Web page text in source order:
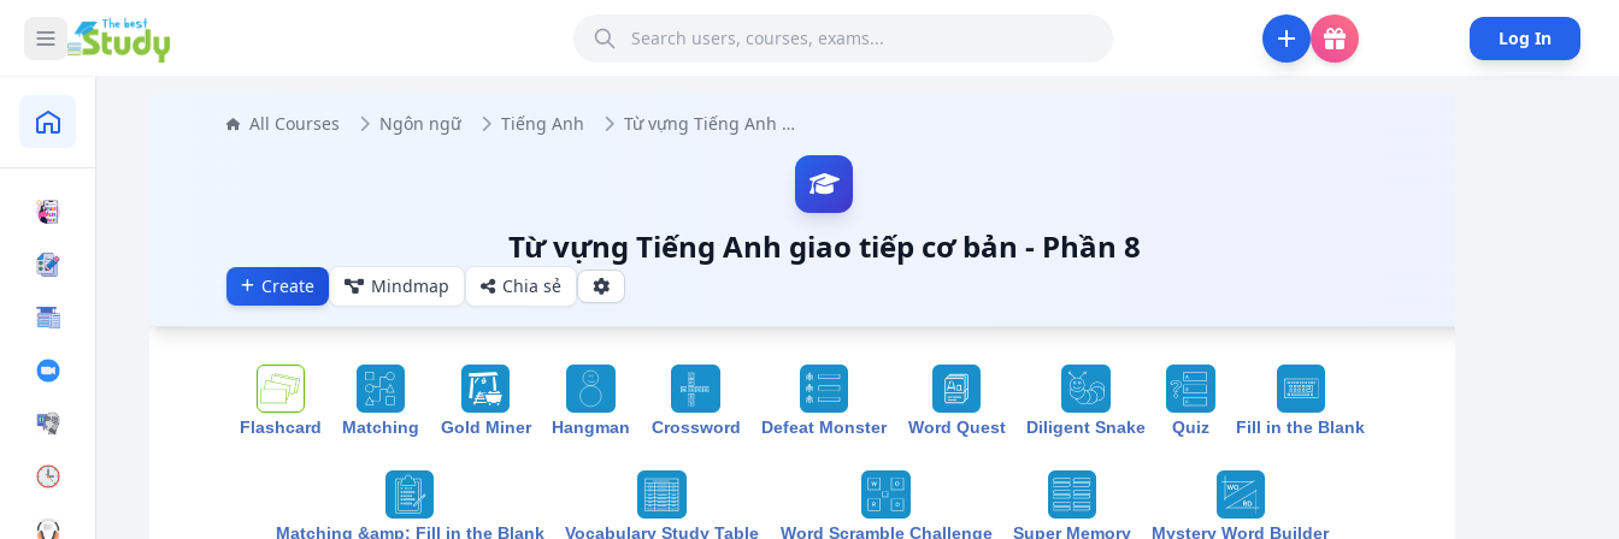
Log In
All Courses Ngôn ngữ Tiếng Anh Từ vựng Tiếng Anh giao tiếp cơ bản
Từ vựng Tiếng Anh giao tiếp cơ bản - Phần 8
Create Mindmap Chia sẻ
Flashcard Matching Gold Miner Hangman Crossword Defeat Monster Word Quest Diligent Snake Quiz Fill in the Blank
Matching &amp; Fill in the Blank Vocabulary Study Table Word Scramble Challenge Super Memory Mystery Word Builder